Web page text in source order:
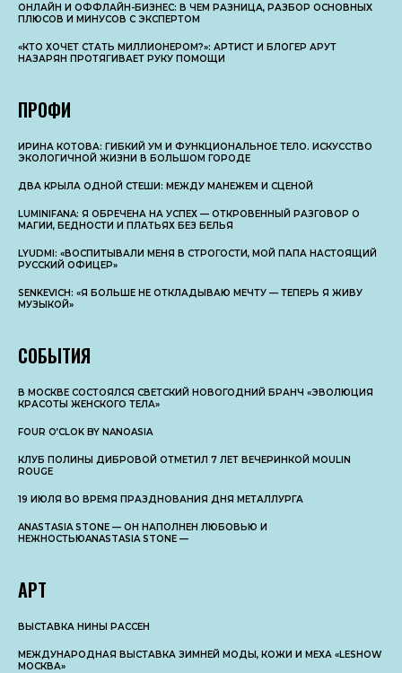
ОНЛАЙН И ОФФЛАЙН-БИЗНЕС: В ЧЕМ РАЗНИЦА, РАЗБОР ОСНОВНЫX
ПЛЮСОВ И МИНУСОВ С ЭКСПЕРТОМ
«КТО ХОЧЕТ СТАТЬ МИЛЛИОНЕРОМ?»: АРТИСТ И БЛОГЕР АРУТ
НАЗАРЯН ПРОТЯГИВАЕТ РУКУ ПОМОЩИ
ПРОФИ
ИРИНА КОТОВА: ГИБКИЙ УМ И ФУНКЦИОНАЛЬНОЕ ТЕЛО. ИСКУССТВО
ЭКОЛОГИЧНОЙ ЖИЗНИ В БОЛЬШОМ ГОРОДЕ
ДВА КРЫЛА ОДНОЙ СТЕШИ: МЕЖДУ МАНЕЖЕМ И СЦЕНОЙ
LUMINIFANA: Я ОБРЕЧЕНА НА УСПЕХ — ОТКРОВЕННЫЙ РАЗГОВОР О
МАГИИ, БЕДНОСТИ И ПЛАТЬЯХ БЕЗ БЕЛЬЯ
LYUDMI: «ВОСПИТЫВАЛИ МЕНЯ В СТРОГОСТИ, МОЙ ПАПА НАСТОЯЩИЙ
РУССКИЙ ОФИЦЕР»
SENKEVICH: «Я БОЛЬШЕ НЕ ОТКЛАДЫВАЮ МЕЧТУ — ТЕПЕРЬ Я ЖИВУ
МУЗЫКОЙ»
СОБЫТИЯ
В МОСКВЕ СОСТОЯЛСЯ СВЕТСКИЙ НОВОГОДНИЙ БРАНЧ «ЭВОЛЮЦИЯ
КРАСОТЫ ЖЕНСКОГО ТЕЛА»
FOUR O’CLOK BY NANOASIA
КЛУБ ПОЛИНЫ ДИБРОВОЙ ОТМЕТИЛ 7 ЛЕТ ВЕЧЕРИНКОЙ MOULIN
ROUGE
19 ИЮЛЯ ВО ВРЕМЯ ПРАЗДНОВАНИЯ ДНЯ МЕТАЛЛУРГА
ANASTASIA STONE — ОН НАПОЛНЕН ЛЮБОВЬЮ И
НЕЖНОСТЬЮANASTASIA STONE —
АРТ
ВЫСТАВКА НИНЫ РАССЕН
МЕЖДУНАРОДНАЯ ВЫСТАВКА ЗИМНЕЙ МОДЫ, КОЖИ И МЕХА «LESHOW
МОСКВА»